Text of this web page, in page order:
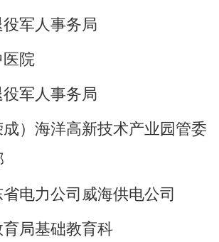
军人事务局
医院
军人事务局
）海洋高新技术产业园管委
电力公司威海供电公司
育局基础教育科